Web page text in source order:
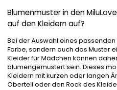
Blumenmuster in den
auf den Kleidern auf?
Bei der Auswahl eines
Farbe, sondern auch das Muster
Kleider für Mädchen können
blumengemustert sein. Dieses
Kleidern mit kurzen oder langen
Oberteil oder den Rock des